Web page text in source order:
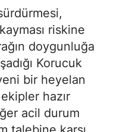
riskine
doygunluğa
Korucuk
bir heyelan
hazır
acil durum